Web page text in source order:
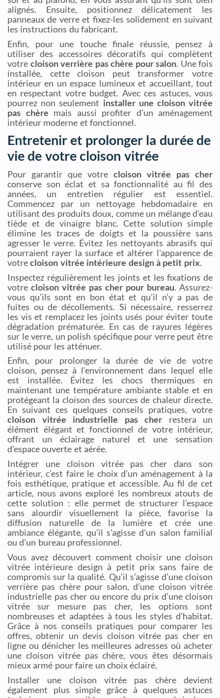
alignés. Ensuite, positionnez délicatement les
panneaux de verre et fixez-les solidement en suivant
les instructions du fabricant.
Enfin, pour une touche finale réussie, pensez à
utiliser des accessoires décoratifs qui complètent
votre cloison verrière pas chère pour salon. Une fois
installée, cette cloison peut transformer votre
intérieur en un espace lumineux et accueillant, tout
en respectant votre budget. Avec ces astuces, vous
pourrez non seulement installer une cloison vitrée
pas chère mais aussi profiter d’un aménagement
intérieur moderne et fonctionnel.
Entretenir et prolonger la durée de
vie de votre cloison vitrée
Pour garantir que votre cloison vitrée pas cher
conserve son éclat et sa fonctionnalité au fil des
années, un entretien régulier est essentiel.
Commencez par un nettoyage hebdomadaire en
utilisant des produits doux, comme un mélange d’eau
tiède et de vinaigre blanc. Cette solution simple
élimine les traces de doigts et la poussière sans
agresser le verre. Évitez les nettoyants abrasifs qui
pourraient rayer la surface et altérer l’apparence de
votrecloison vitrée intérieure design à petit prix.
Inspectez régulièrement les joints et les fixations de
votre cloison vitrée pas cher pour bureau. Assurez-
vous qu’ils sont en bon état et qu’il n’y a pas de
fuites ou de décollements. Si nécessaire, resserrez
les vis et remplacez les joints usés pour éviter toute
dégradation prématurée. En cas de rayures légères
sur le verre, un polish spécifique pour verre peut être
utilisé pour les atténuer.
Enfin, pour prolonger la durée de vie de votre
cloison, pensez à l’environnement dans lequel elle
est installée. Évitez les chocs thermiques en
maintenant une température ambiante stable et en
protégeant la cloison des sources de chaleur directe.
En suivant ces quelques conseils pratiques, votre
cloison vitrée industrielle pas cher restera un
élément élégant et fonctionnel de votre intérieur,
offrant un éclairage naturel et une sensation
d’espace ouverte et aérée.
Intégrer une cloison vitrée pas cher dans son
intérieur, c’est faire le choix d’un aménagement à la
fois esthétique, pratique et accessible. Au fil de cet
article, nous avons exploré les nombreux atouts de
cette solution : elle permet de structurer l’espace
sans alourdir visuellement la pièce, favorise la
diffusion naturelle de la lumière et crée une
ambiance élégante, qu’il s’agisse d’un salon familial
ou d’un bureau professionnel.
Vous avez découvert comment choisir une cloison
vitrée intérieure design à petit prix sans faire de
compromis sur la qualité. Qu’il s’agisse d’une cloison
verrière pas chère pour salon, d’une cloison vitrée
industrielle pas cher ou encore du prix d’une cloison
vitrée sur mesure pas cher, les options sont
nombreuses et adaptées à tous les styles d’habitat.
Grâce à nos conseils pratiques pour comparer les
offres, obtenir un devis cloison vitrée pas cher en
ligne ou dénicher les meilleures adresses où acheter
une cloison vitrée pas chère, vous êtes désormais
mieux armé pour faire un choix éclairé.
Installer une cloison vitrée pas chère devient
également plus simple grâce à quelques astuces